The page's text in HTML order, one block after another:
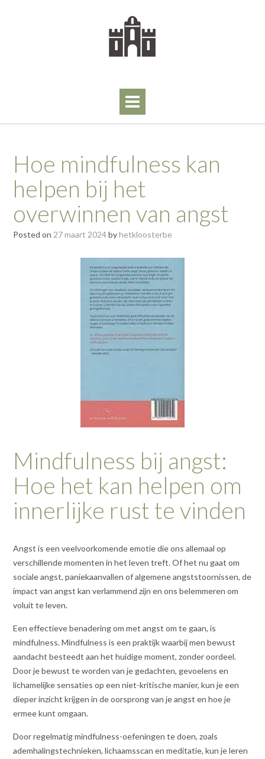
Hoe mindfulness kan
helpen bij het
overwinnen van angst
Posted on 27 maart 2024byhetkloosterbe
Mindfulness bij angst:
Hoe het kan helpen om
innerlijke rust te vinden
Angst is een veelvoorkomende emotie die ons allemaal op
verschillende momenten in het leven treft. Of het nu gaat om
sociale angst, paniekaanvallen of algemene angststoornissen, de
impact van angst kan verlammend zijn en ons belemmeren om
voluit te leven.
Een effectieve benadering om met angst om te gaan, is
mindfulness. Mindfulness is een praktijk waarbij men bewust
aandacht besteedt aan het huidige moment, zonder oordeel.
Door je bewust te worden van je gedachten, gevoelens en
lichamelijke sensaties op een niet-kritische manier, kun je een
dieper inzicht krijgen in de oorsprong van je angst en hoe je
ermee kunt omgaan.
Door regelmatig mindfulness-oefeningen te doen, zoals
ademhalingstechnieken, lichaamsscan en meditatie, kun je leren